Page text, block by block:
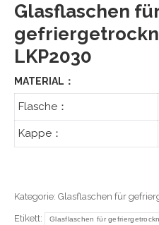
Glasflaschen
LKP2030
MATERIAL：
Flasche：
Kappe：
Kategorie: Glasflaschen für
Etikett: Glasflaschen für